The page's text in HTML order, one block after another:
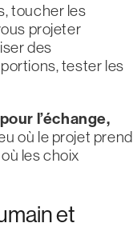
toucher les
projeter
des
tester les
l’échange,
où le projet prend
les choix
et